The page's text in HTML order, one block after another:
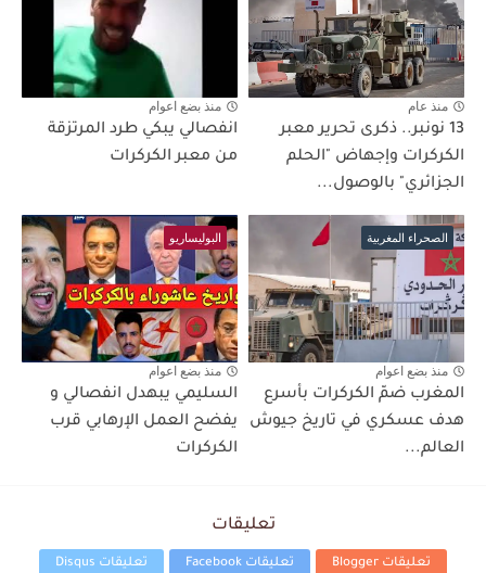
منذ عام
13 نونبر.. ذكرى تحرير معبر
الكركرات وإجهاض "الحلم
الجزائري" بالوصول...
منذ بضع اعوام
انفصالي يبكي طرد المرتزقة
من معبر الكركرات
الصحراء المغربية
منذ بضع اعوام
المغرب ضمّ الكركرات بأسرع
هدف عسكري في تاريخ جيوش
العالم...
البوليساريو
منذ بضع اعوام
السليمي يبهدل انفصالي و
يفضح العمل الإرهابي قرب
الكركرات
تعليقات
تعليقات Blogger تعليقات Facebook تعليقات Disqus